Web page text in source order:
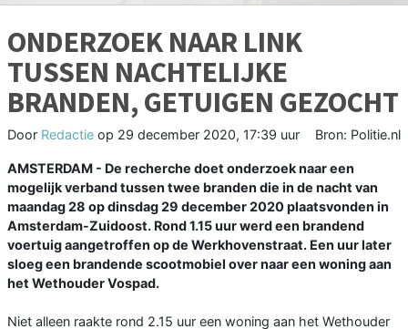
ONDERZOEK NAAR LINK
TUSSEN NACHTELIJKE
BRANDEN, GETUIGEN GEZOCHT
Door Redactie op 29 december 2020, 17:39 uur Bron: Politie.nl
AMSTERDAM - De recherche doet onderzoek naar een
mogelijk verband tussen twee branden die in de nacht van
maandag 28 op dinsdag 29 december 2020 plaatsvonden in
Amsterdam-Zuidoost. Rond 1.15 uur werd een brandend
voertuig aangetroffen op de Werkhovenstraat. Een uur later
sloeg een brandende scootmobiel over naar een woning aan
het Wethouder Vospad.
Niet alleen raakte rond 2.15 uur een woning aan het Wethouder